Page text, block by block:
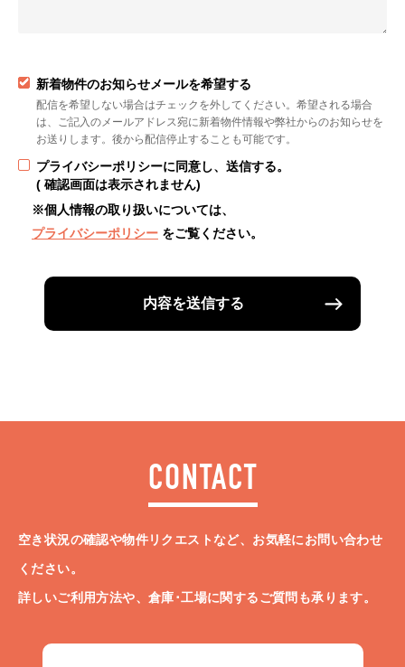
新着物件のお知らせメールを希望する
配信を希望しない場合はチェックを外してください。希望される場合
は、ご記入のメールアドレス宛に新着物件情報や弊社からのお知らせを
お送りします。後から配信停止することも可能です。
プライバシーポリシーに同意し、送信する。
( 確認画面は表示されません)
※個人情報の取り扱いについては、
プライバシーポリシー をご覧ください。
内容を送信する
CONTACT
空き状況の確認や物件リクエストなど、お気軽にお問い合わせ
ください。
詳しいご利用方法や、倉庫･工場に関するご質問も承ります。